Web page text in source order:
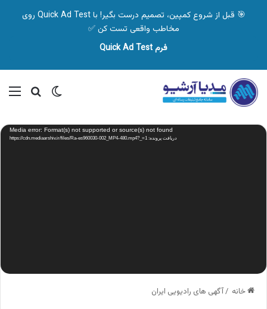
🎯 قبل از شروع کمپین، تصمیم درست بگیر! با Quick Ad Test روی
مخاطب واقعی تست کن ✅
فرم Quick Ad Test
تغییر پوسته
نمایشگر
ویدیو Media error: Format(s) not supported or source(s) not found
دریافت پرونده: https://cdn.mediaarshiv.ir/files/Ra-es960030-002_MP4-480.mp4?_=1
خانه /آگهی های رادیویی ایران